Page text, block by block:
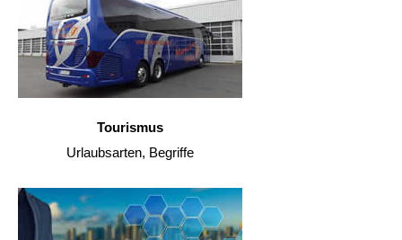
Tourismus
Urlaubsarten, Begriffe